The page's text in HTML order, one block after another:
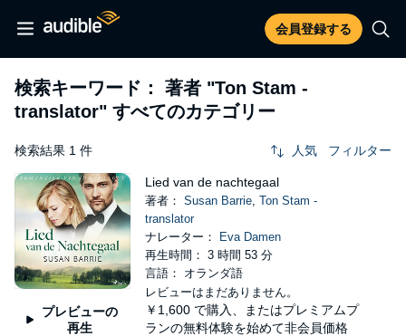
会員登録する
検索キーワード： 著者 "Ton Stam -
translator" すべてのカテゴリー
検索結果 1 件 人気 フィルター
プレビューの
再生
Lied van de nachtegaal
著者： Susan Barrie, Ton Stam -
translator
ナレーター：
Eva Damen
再生時間： 3 時間 53 分
言語： オランダ語
レビューはまだありません。
￥1,600 で購入、またはプレミアムプ
ランの無料体験を始めて非会員価格